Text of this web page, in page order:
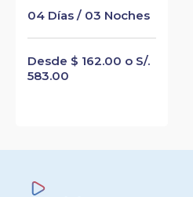
04 Días / 03 Noches
Desde $ 162.00 o S/.
583.00